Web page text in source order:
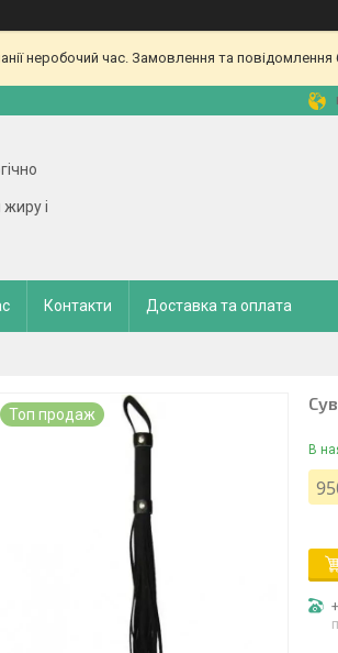
неробочий час. Замовлення та
і
Контакти Доставка та оплата
Топ продаж
В